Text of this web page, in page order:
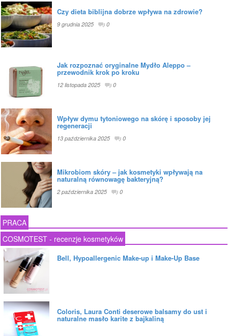
Czy dieta biblijna dobrze wpływa na zdrowie?
9 grudnia 2025 0
Jak rozpoznać oryginalne Mydło Aleppo –
przewodnik krok po kroku
12 listopada 2025 0
Wpływ dymu tytoniowego na skórę i sposoby jej
regeneracji
13 października 2025 0
Mikrobiom skóry – jak kosmetyki wpływają na
naturalną równowagę bakteryjną?
2 października 2025 0
PRACA
COSMOTEST - recenzje kosmetyków
Bell, Hypoallergenic Make-up i Make-Up Base
Coloris, Laura Conti deserowe balsamy do ust i
naturalne masło karite z bajkaliną